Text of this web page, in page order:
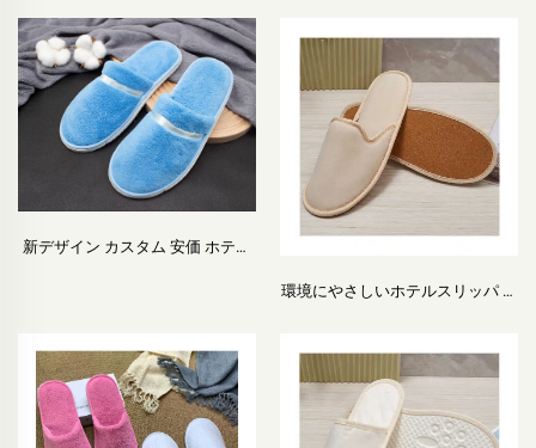
ルスリッパ ロゴカスタマイズ対応
ホテル・航空会社向け
さしいコットンリネンスリッパ メ
ンズ・ウィメンズ兼用
新デザイン カスタム 安価 ホテル
環境にやさしいホテルスリッパ ア
OEM対応使い捨てホテルスリッパ